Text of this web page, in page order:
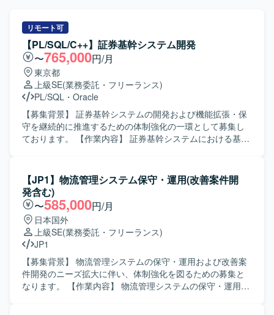
リモート可
【PL/SQL/C++】証券基幹システム開発
〜765,000円/月
東京都
上級SE(業務委託・フリーランス)
PL/SQL ・ Oracle
【募集背景】 証券基幹システムの開発および機能拡張・保
守を継続的に推進するための体制強化の一環として募集し
ております。 【作業内容】 証券基幹システムにおける基本
スト計画の策定、関連する開発・改修作業の取りまとめ、
案件管理や顧客との折衝などを行っていただきます。ま
た、PL/SQL、UNIX-C/C++、VB系言語などを用いた既存機
能の改修や追加開発にも携わっていただきます。 【求める
人物像】 複数の開発言語や環境に柔軟に対応でき、自ら課
題を抽出し解決に向けて主体的に動ける方を求めておりま
す。顧客やチームメンバーとのコミュニケーションを大切
にし、周囲と連携しながら品質と生産性の両立を意識して
業務に取り組んでいただける方にマッチするポジションで
す。 【ポジションの魅力】 証券基幹システムという大規模
【JP1】物流管理システム保守・運用(改善案件開
発含む)
〜585,000円/月
日本国外
上級SE(業務委託・フリーランス)
JP1
【募集背景】 物流管理システムの保守・運用および改善案
件開発のニーズ拡大に伴い、体制強化を図るための募集と
なります。 【作業内容】 物流管理システムの保守・運用業